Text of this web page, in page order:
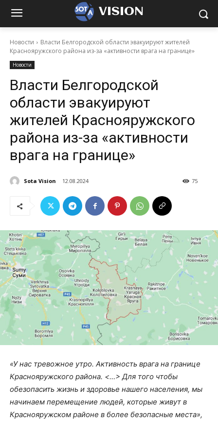
VISION
Новости
Власти Белгородской области эвакуируют жителей
Краснояружского района из-за «активности врага на границе»
Новости
Власти Белгородской
области эвакуируют
жителей Краснояружского
района из-за «активности
врага на границе»
Sota Vision 12.08.2024 75
«У нас тревожное утро. Активность врага на границе
Краснояружского района. <…> Для того чтобы
обезопасить жизнь и здоровье нашего населения, мы
начинаем перемещение людей, которые живут в
Краснояружском районе в более безопасные места»,